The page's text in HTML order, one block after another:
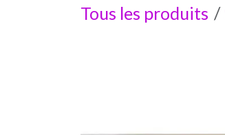
Tous les produits